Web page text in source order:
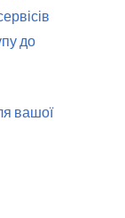
до
вашої